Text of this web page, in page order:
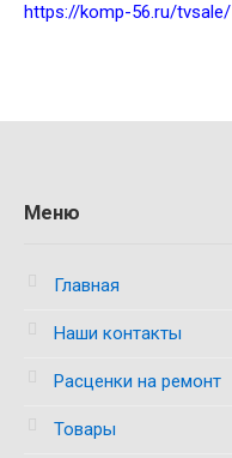
https://komp-56.ru/tvsale/
Меню
Главная
Наши контакты
Расценки на ремонт
Товары